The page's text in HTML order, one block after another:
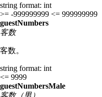
string format: int
>= -999999999 <= 999999999
guestNumbers
客数
客数。
string format: int
<= 9999
guestNumbersMale
客数（男）